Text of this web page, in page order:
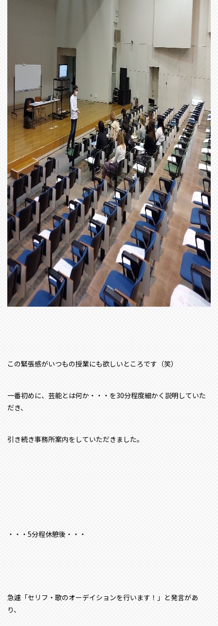
この緊張感がいつもの授業にも欲しいところです（笑）
一番初めに、芸能とは何か・・・を30分程度細かく説明していた
だき、
引き続き事務所案内をしていただきました。
・・・5分程休憩後・・・
急遽「セリフ・歌のオーデイションを行います！」と発言があ
り、